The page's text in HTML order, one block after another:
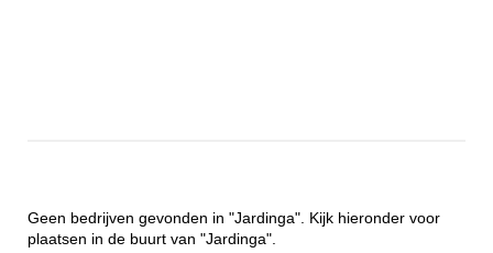
Geen bedrijven gevonden in "Jardinga". Kijk hieronder voor
plaatsen in de buurt van "Jardinga".